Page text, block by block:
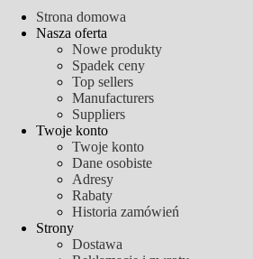
Strona domowa
Nasza oferta
Nowe produkty
Spadek ceny
Top sellers
Manufacturers
Suppliers
Twoje konto
Twoje konto
Dane osobiste
Adresy
Rabaty
Historia zamówień
Strony
Dostawa